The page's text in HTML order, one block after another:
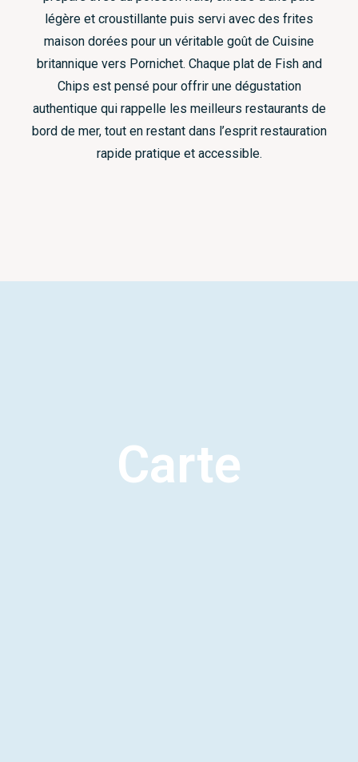
légère et croustillante puis servi avec des frites
maison dorées pour un véritable goût de Cuisine
britannique vers Pornichet. Chaque plat de Fish and
Chips est pensé pour offrir une dégustation
authentique qui rappelle les meilleurs restaurants de
bord de mer, tout en restant dans l’esprit restauration
rapide pratique et accessible.
Carte